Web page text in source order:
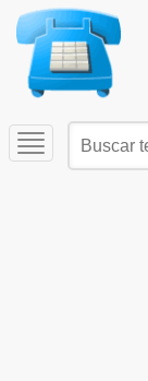
Toggle
navigation